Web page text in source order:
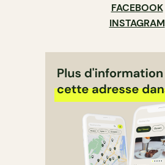
FACEBOOK
INSTAGRAM